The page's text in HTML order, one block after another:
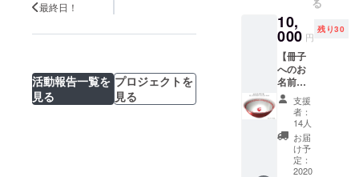
最終日！
活動報告一覧を
見る
プロジェクトを
見る
額に応
じて、
文字の
大きさ
は異な
りま
す）。
支援時
に備考
欄へご
希望の
お名前
をご記
10,
000 円
残り30
【冊子
へのお
名前掲
載】 冊
子の巻
末に、
支援者
様のお
名前ま
たは
支援
者：
14人
お届
け予
定：
2020